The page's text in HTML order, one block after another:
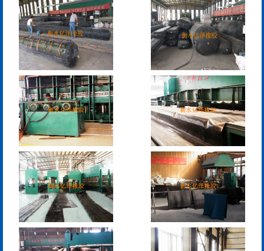
桥梁空心板气囊 八角桥梁板内模
管道封堵气囊（橡胶水
堵）
管道封堵气囊